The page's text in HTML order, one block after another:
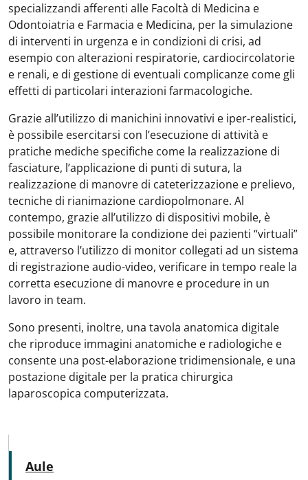
specializzandi afferenti alle Facoltà di Medicina e
Odontoiatria e Farmacia e Medicina, per la simulazione
di interventi in urgenza e in condizioni di crisi, ad
esempio con alterazioni respiratorie, cardiocircolatorie
e renali, e di gestione di eventuali complicanze come gli
effetti di particolari interazioni farmacologiche.
Grazie all’utilizzo di manichini innovativi e iper-realistici,
è possibile esercitarsi con l’esecuzione di attività e
pratiche mediche specifiche come la realizzazione di
fasciature, l’applicazione di punti di sutura, la
realizzazione di manovre di cateterizzazione e prelievo,
tecniche di rianimazione cardiopolmonare. Al
contempo, grazie all’utilizzo di dispositivi mobile, è
possibile monitorare la condizione dei pazienti “virtuali”
e, attraverso l’utilizzo di monitor collegati ad un sistema
di registrazione audio-video, verificare in tempo reale la
corretta esecuzione di manovre e procedure in un
lavoro in team.
Sono presenti, inoltre, una tavola anatomica digitale
che riproduce immagini anatomiche e radiologiche e
consente una post-elaborazione tridimensionale, e una
postazione digitale per la pratica chirurgica
laparoscopica computerizzata.
MENU CEV SECOND NAVIGATION
Aule